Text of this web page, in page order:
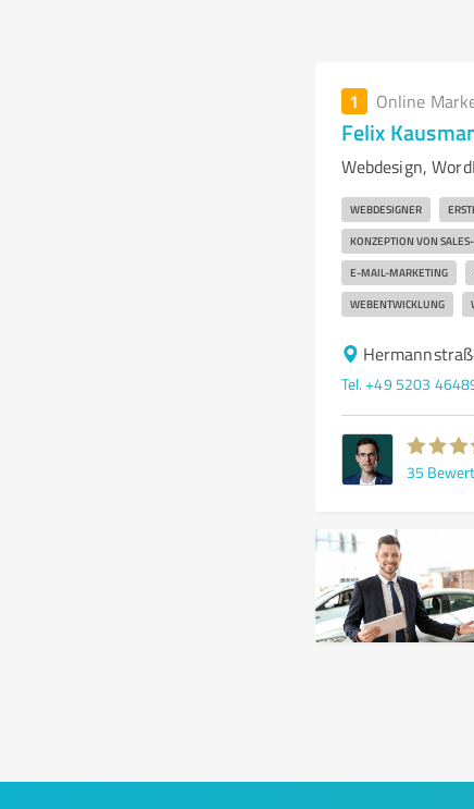
1 Online
Felix
Webdesign,
WEBDESIGNER
KONZEPTION VON
E‑MAIL-MARKETING
WEBENTWICKLUNG
Tel. +49 5203
35